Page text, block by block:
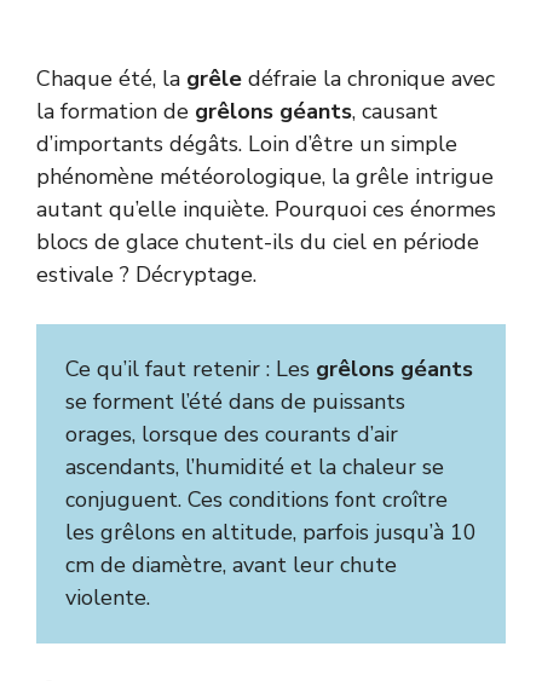
Chaque été, la grêle défraie la chronique avec
la formation de grêlons géants, causant
d’importants dégâts. Loin d’être un simple
phénomène météorologique, la grêle intrigue
autant qu’elle inquiète. Pourquoi ces énormes
blocs de glace chutent-ils du ciel en période
estivale ? Décryptage.
Ce qu’il faut retenir : Les grêlons géants
se forment l’été dans de puissants
orages, lorsque des courants d’air
ascendants, l’humidité et la chaleur se
conjuguent. Ces conditions font croître
les grêlons en altitude, parfois jusqu’à 10
cm de diamètre, avant leur chute
violente.